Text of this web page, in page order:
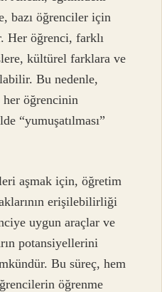
bazı öğrenciler için
Her öğrenci, farklı
kültürel farklara ve
Bu nedenle,
öğrencinin
“yumuşatılması”
aşmak için, öğretim
erişilebilirliği
uygun araçlar ve
potansiyellerini
Bu süreç, hem
öğrenme